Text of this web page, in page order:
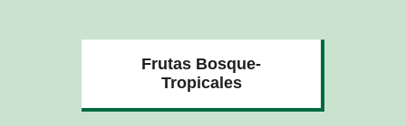
Frutas Bosque-
Tropicales